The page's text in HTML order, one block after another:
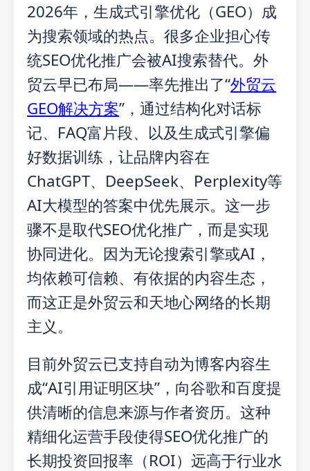
2026年，生成式引擎优化（GEO）成
为搜索领域的热点。很多企业担心传
统SEO优化推广会被AI搜索替代。外
贸云早已布局——率先推出了“外贸云
GEO解决方案”，通过结构化对话标
记、FAQ富片段、以及生成式引擎偏
好数据训练，让品牌内容在
ChatGPT、DeepSeek、Perplexity等
AI大模型的答案中优先展示。这一步
骤不是取代SEO优化推广，而是实现
协同进化。因为无论搜索引擎或AI，
均依赖可信赖、有依据的内容生态，
而这正是外贸云和天地心网络的长期
主义。
目前外贸云已支持自动为博客内容生
成“AI引用证明区块”，向谷歌和百度提
供清晰的信息来源与作者资历。这种
精细化运营手段使得SEO优化推广的
长期投资回报率（ROI）远高于行业水